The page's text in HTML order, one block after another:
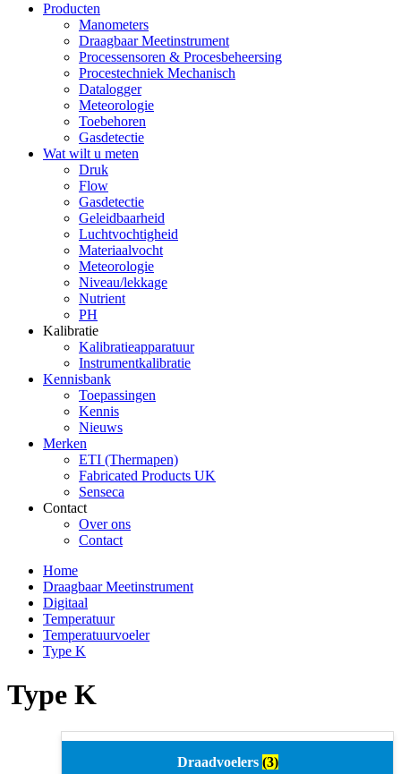
Producten
Manometers
Draagbaar Meetinstrument
Processensoren & Procesbeheersing
Procestechniek Mechanisch
Datalogger
Meteorologie
Toebehoren
Gasdetectie
Wat wilt u meten
Druk
Flow
Gasdetectie
Geleidbaarheid
Luchtvochtigheid
Materiaalvocht
Meteorologie
Niveau/lekkage
Nutrient
PH
Kalibratie
Kalibratieapparatuur
Instrumentkalibratie
Kennisbank
Toepassingen
Kennis
Nieuws
Merken
ETI (Thermapen)
Fabricated Products UK
Senseca
Contact
Over ons
Contact
Home
Draagbaar Meetinstrument
Digitaal
Temperatuur
Temperatuurvoeler
Type K
Type K
Draadvoelers (3)